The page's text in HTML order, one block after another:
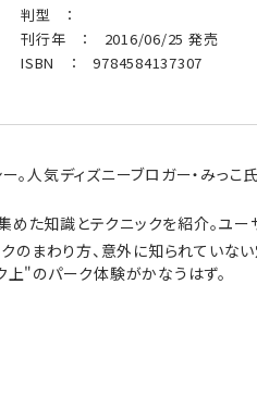
判型 ：
刊行年 ： 2016/06/25 発売
ISBN ： 9784584137307
人気ディズニーブロガー・みっ
た知識とテクニックを紹介。ユー
まわり方、意外に知られていない
上"のパーク体験がかなうはず。